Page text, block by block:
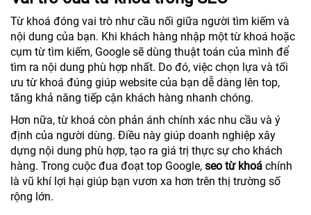
Từ khoá đóng vai trò như cầu nối giữa người tìm kiếm và
nội dung của bạn. Khi khách hàng nhập một từ khoá hoặc
cụm từ tìm kiếm, Google sẽ dùng thuật toán của mình để
tìm ra nội dung phù hợp nhất. Do đó, việc chọn lựa và tối
ưu từ khoá đúng giúp website của bạn dễ dàng lên top,
tăng khả năng tiếp cận khách hàng nhanh chóng.
Hơn nữa, từ khoá còn phản ánh chính xác nhu cầu và ý
định của người dùng. Điều này giúp doanh nghiệp xây
dựng nội dung phù hợp, tạo ra giá trị thực sự cho khách
hàng. Trong cuộc đua đoạt top Google, seo từ khoá chính
là vũ khí lợi hại giúp bạn vươn xa hơn trên thị trường số
rộng lớn.